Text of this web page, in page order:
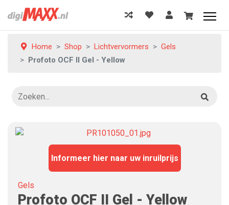
Home Shop Lichtvervormers
Gels
Profoto OCF II Gel - Yellow
Informeer hier naar uw inruilprijs
Gels
Profoto OCF II Gel - Yellow